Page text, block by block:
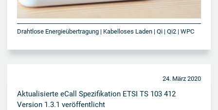
Drahtlose Energieübertragung | Kabelloses Laden | Qi | Qi2 | WPC
24. März 2020
Aktualisierte eCall Spezifikation ETSI TS 103 412
Version 1.3.1 veröffentlicht